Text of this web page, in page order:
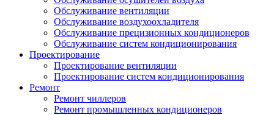
Обслуживание вентиляции
Обслуживание воздухоохладителя
Обслуживание прецизионных кондиционеров
Обслуживание систем кондиционирования
Проектирование
Проектирование вентиляции
Проектирование систем кондиционирования
Ремонт
Ремонт чиллеров
Ремонт промышленных кондиционеров